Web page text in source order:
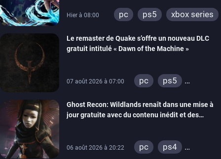
Hier à 08:00 pc ps5 xbox series
Le remaster de Quake s’offre un nouveau DLC
gratuit intitulé « Dawn of the Machine »
07 août 2026 à 07:00 pc
ps5
switch
ps4
xbox one
Ghost Recon: Wildlands renaît dans une mise à
jour gratuite avec du contenu inédit et des
06 août 2026 à 20:22 pc
ps4